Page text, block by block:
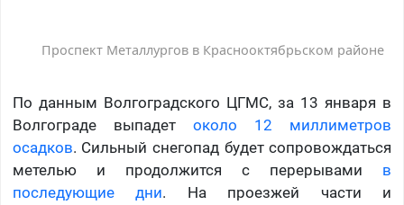
Проспект Металлургов в Краснооктябрьском районе
По данным Волгоградского ЦГМС, за 13 января в
Волгограде выпадет около 12 миллиметров
осадков. Сильный снегопад будет сопровождаться
метелью и продолжится с перерывами в
последующие дни. На проезжей части и